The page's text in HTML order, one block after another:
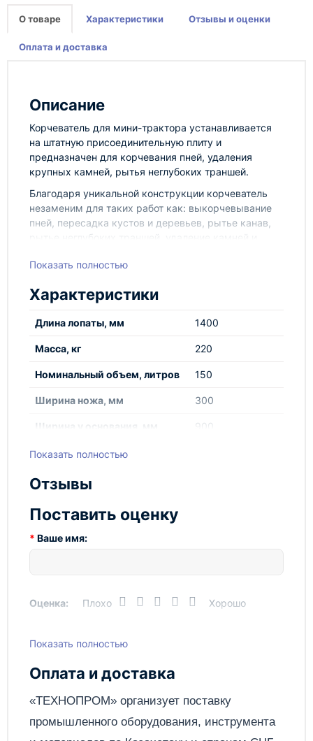
О товаре Характеристики Отзывы и оценки
Оплата и доставка
Описание
Корчеватель для мини-трактора устанавливается
на штатную присоединительную плиту и
предназначен для корчевания пней, удаления
крупных камней, рытья неглубоких траншей.
Благодаря уникальной конструкции корчеватель
незаменим для таких работ как: выкорчевывание
пней, пересадка кустов и деревьев, рытье канав,
рытье неглубоких траншей, удаление камней и
грунта.
Показать полностью
Характеристики
Длина лопаты, мм 1400
Масса, кг 220
Номинальный объем, литров 150
Ширина ножа, мм 300
Ширина у основания, мм 900
Модель
Показать полностью
Отзывы
Поставить оценку
Ваше имя:
Оценка: Плохо Хорошо
Написать отзыв
Показать полностью
Оплата и доставка
«ТЕХНОПРОМ» организует поставку
промышленного оборудования, инструмента